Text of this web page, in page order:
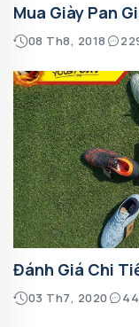
Mua Giày Pan
08 Th8, 2018
Đánh Giá Chi
03 Th7, 2020